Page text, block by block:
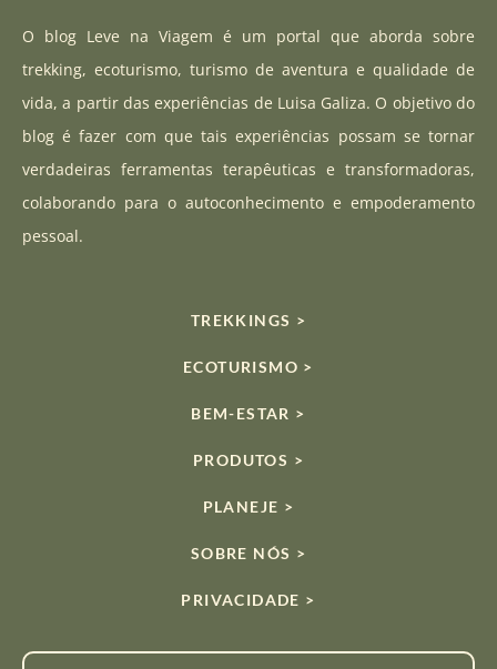
t
a
g
a
m
t
u
b
t
o
k
O blog Leve na Viagem é um portal que aborda sobre
trekking, ecoturismo, turismo de aventura e qualidade de
vida, a partir das experiências de Luisa Galiza. O objetivo do
blog é fazer com que tais experiências possam se tornar
verdadeiras ferramentas terapêuticas e transformadoras,
colaborando para o autoconhecimento e empoderamento
pessoal.
TREKKINGS >
ECOTURISMO >
BEM-ESTAR >
PRODUTOS >
PLANEJE >
SOBRE NÓS >
PRIVACIDADE >